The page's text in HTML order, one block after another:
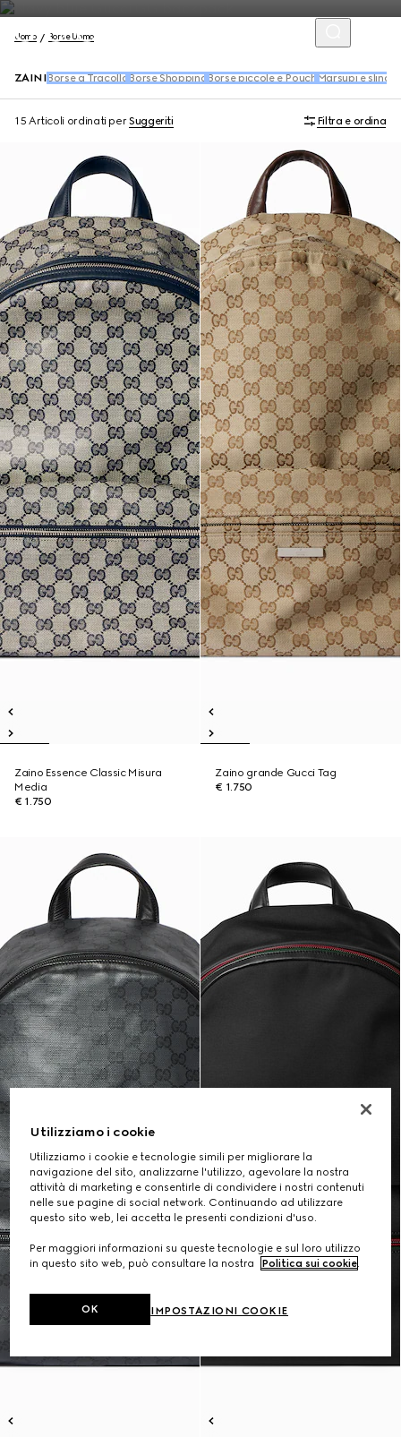
Uomo Borse Uomo
ZAINI Borse a Tracolla Borse Shopping Borse piccole e Pouch Marsupi e
15 Articoli ordinati perSuggeriti Filtra e ordina
Zaino Essence Classic Misura
Media
€ 1.750
Zaino grande Gucci Tag
€ 1.750
Utilizziamo i cookie
Utilizziamo i cookie e tecnologie simili per migliorare la
navigazione del sito, analizzarne l'utilizzo, agevolare la nostra
attività di marketing e consentirle di condividere i nostri contenuti
nelle sue pagine di social network. Continuando ad utilizzare
questo sito web, lei accetta le presenti condizioni d'uso.
Per maggiori informazioni su queste tecnologie e sul loro utilizzo
in questo sito web, può consultare la nostra
Politica sui cookie.
IMPOSTAZIONI COOKIE
OK